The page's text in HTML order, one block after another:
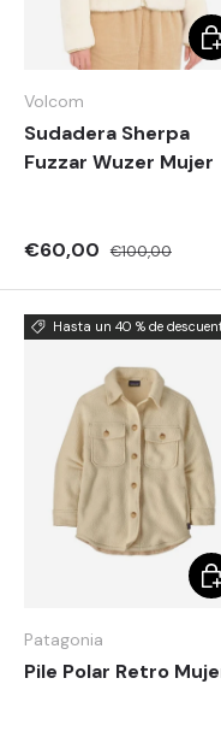
Volcom
Sudadera Sherpa
Fuzzar Wuzer Mujer
€60,00 €100,00
Hasta un 40 % de
Patagonia
Pile Polar Retro